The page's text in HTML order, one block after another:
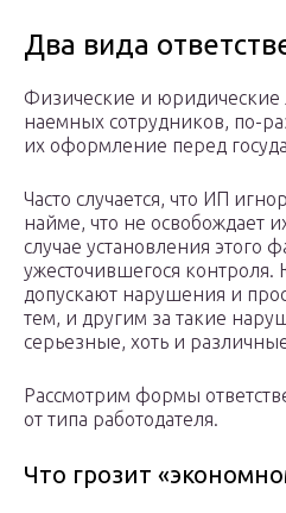
Два вида
Физические и юридические
наемных сотрудников, по-
их оформление перед
Часто случается, что ИП
найме, что не освобождает
случае установления этого
ужесточившегося
допускают нарушения и
тем, и другим за такие
серьезные, хоть и
Рассмотрим формы
от типа работодателя.
Что грозит